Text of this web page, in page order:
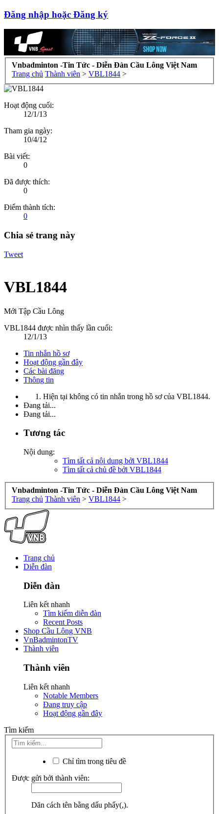
Đăng nhập hoặc Đăng ký
Vnbadminton -Tin Tức - Diễn Đàn Cầu Lông Việt Nam
Trang chủ Thành viên > VBL1844 >
Hoạt động cuối:
12/1/13
Tham gia ngày:
10/4/12
Bài viết:
0
Đã được thích:
0
Điểm thành tích:
0
Chia sẻ trang này
Tweet
VBL1844
Mới Tập Cầu Lông
VBL1844 được nhìn thấy lần cuối:
12/1/13
Tin nhắn hồ sơ
Hoạt động gần đây
Các bài đăng
Thông tin
Hiện tại không có tin nhắn trong hồ sơ của VBL1844.
Đang tải...
Đang tải...
Tương tác
Nội dung:
Tìm tất cả nội dung bởi VBL1844
Tìm tất cả chủ đề bởi VBL1844
Vnbadminton -Tin Tức - Diễn Đàn Cầu Lông Việt Nam
Trang chủ Thành viên > VBL1844 >
Trang chủ
Diễn đàn
Diễn đàn
Liên kết nhanh
Tìm kiếm diễn đàn
Recent Posts
Shop Cầu Lông VNB
VnBadmintonTV
Thành viên
Thành viên
Liên kết nhanh
Notable Members
Đang truy cập
Hoạt động gần đây
Tìm kiếm
Chỉ tìm trong tiêu đề
Được gửi bởi thành viên:
Dãn cách tên bằng dấu phẩy(,).